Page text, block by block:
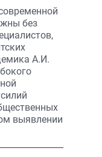
без
А.И.
выявлении